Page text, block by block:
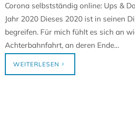
Corona selbstständig online: Ups &
Jahr 2020 Dieses 2020 ist in seinen
begreifen. Für mich fühlt es sich an
Achterbahnfahrt, an deren Ende…
WEITERLESEN